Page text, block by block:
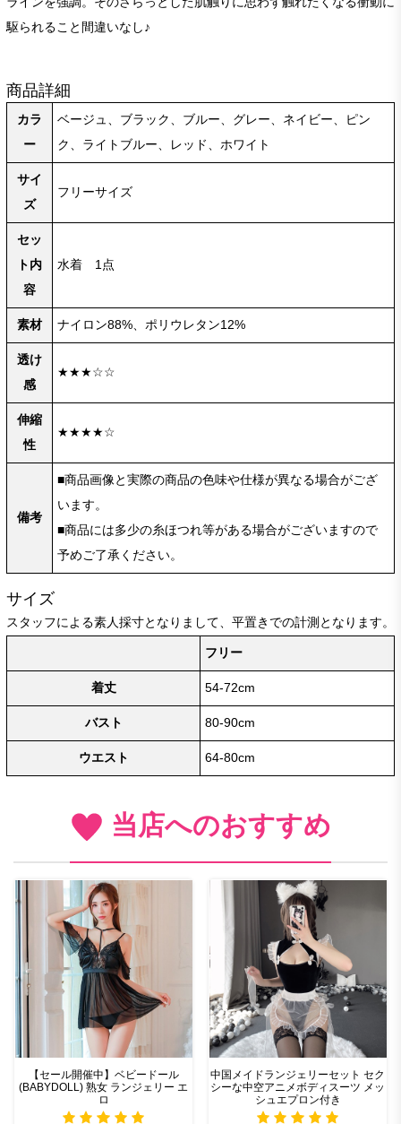
駆られること間違いなし♪
商品詳細
カラ
ー
ベージュ、ブラック、ブルー、グレー、ネイビー、ピン
ク、ライトブルー、レッド、ホワイト
サイ
ズ
フリーサイズ
セッ
ト内
容
水着 1点
素材 ナイロン88%、ポリウレタン12%
透け
感
★★★☆☆
伸縮
性
★★★★☆
備考
■商品画像と実際の商品の色味や仕様が異なる場合がござ
います。
■商品には多少の糸ほつれ等がある場合がございますので
予めご了承ください。
サイズ
スタッフによる素人採寸となりまして、平置きでの計測となります。
フリー
着丈 54-72cm
バスト 80-90cm
ウエスト 64-80cm
当店へのおすすめ
【セール開催中】ベビードール
(BABYDOLL) 熟女 ランジェリー エ
ロ
中国メイドランジェリーセット セク
シーな中空アニメボディスーツ メッ
シュエプロン付き